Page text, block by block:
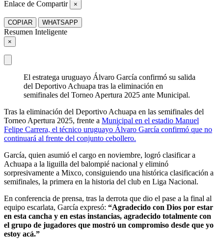
Enlace de Compartir ×
COPIAR WHATSAPP
Resumen Inteligente
×
El estratega uruguayo Álvaro García confirmó su salida
del Deportivo Achuapa tras la eliminación en
semifinales del Torneo Apertura 2025 ante Municipal.
Tras la eliminación del Deportivo Achuapa en las semifinales del
Torneo Apertura 2025, frente a Municipal en el estadio Manuel
Felipe Carrera, el técnico uruguayo Álvaro García confirmó que no
continuará al frente del conjunto cebollero.
García, quien asumió el cargo en noviembre, logró clasificar a
Achuapa a la liguilla del balompié nacional y eliminó
sorpresivamente a Mixco, consiguiendo una histórica clasificación a
semifinales, la primera en la historia del club en Liga Nacional.
En conferencia de prensa, tras la derrota que dio el pase a la final al
equipo escarlata, García expresó: “Agradecido con Dios por estar
en esta cancha y en estas instancias, agradecido totalmente con
el grupo de jugadores que mostró un compromiso desde que yo
estoy acá.”